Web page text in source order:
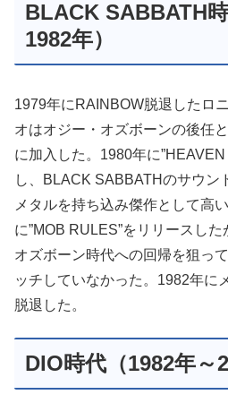
BLACK SABBATH
1982年）
1979年にRAINBOW脱退したロ
オはオジー・オズボーンの後任
に加入した。1980年に
し、BLACK SABBATHのサウン
メタルを持ち込み傑作として高
に”MOB RULES”をリリースし
オズボーン時代への回帰を狙っ
ッチしていなかった。1982年に
脱退した。
DIO時代（1982年～